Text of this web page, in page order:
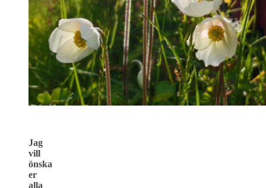
Jag
vill
önska
er
alla